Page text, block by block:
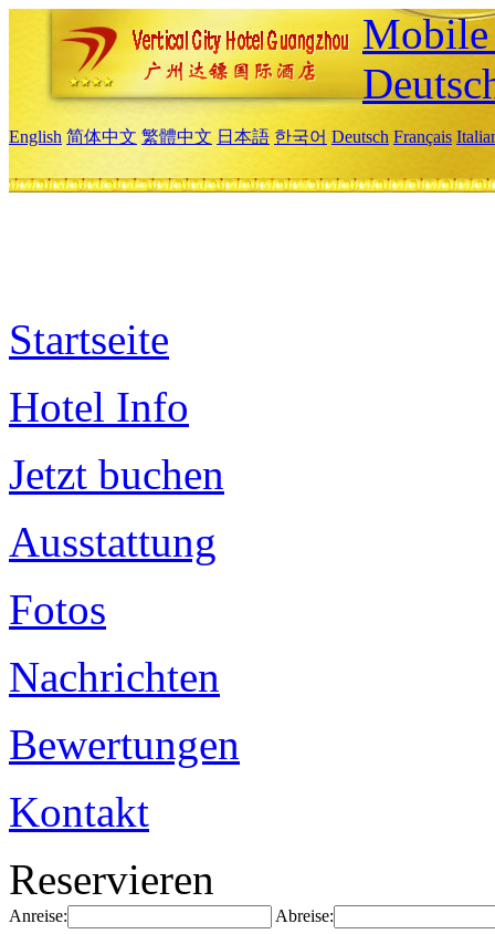
English 简体中文 繁體中文 日本語 한국어 Deutsch Français
Startseite
Hotel Info
Jetzt buchen
Ausstattung
Fotos
Nachrichten
Bewertungen
Kontakt
Reservieren
Anreise: Abreise: